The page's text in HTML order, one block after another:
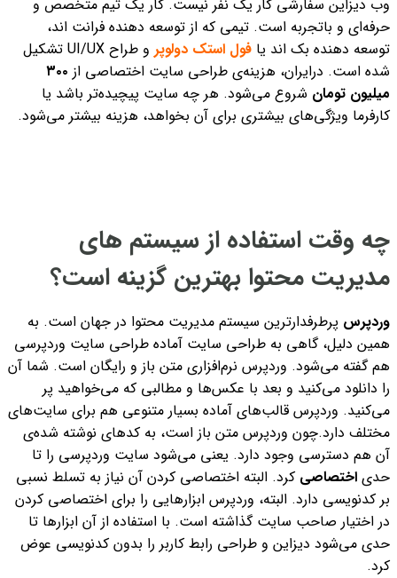
وب دیزاین سفارشی کار یک نفر نیست. کار یک تیم متخصص و
حرفه‌ای و باتجربه است. تیمی که از توسعه دهنده فرانت اند،
توسعه دهنده بک اند یا فول استک دولوپر
و طراح UI/UX تشکیل
شده است. درایران، هزینه‌ی طراحی سایت اختصاصی از ۳۰۰
میلیون تومان شروع می‌شود. هر چه سایت پیچیده‌تر باشد یا
کارفرما ویژگی‌های بیشتری برای آن بخواهد، هزینه بیشتر می‌شود.
چه وقت استفاده از سیستم های
مدیریت محتوا بهترین گزینه است؟
وردپرس پرطرفدار‌ترین سیستم مدیریت محتوا در جهان است. به
همین دلیل، گاهی به طراحی سایت آماده طراحی سایت وردپرسی
هم گفته می‌شود. وردپرس نرم‌افزاری متن باز و رایگان است. شما آن
را دانلود می‌کنید و بعد با عکس‌ها و مطالبی که می‌خواهید پر
می‌کنید. وردپرس قالب‌های آماده بسیار متنوعی هم برای سایت‌های
مختلف دارد.چون وردپرس متن باز است، به کدهای نوشته شده‌ی
آن هم دسترسی وجود دارد. یعنی می‌شود سایت وردپرسی را تا
حدی اختصاصی کرد. البته اختصاصی کردن آن نیاز به تسلط نسبی
بر کدنویسی دارد. البته، وردپرس ابزارهایی را برای اختصاصی کردن
در اختیار صاحب سایت گذاشته است. با استفاده از آن ابزارها تا
حدی می‌شود دیزاین و طراحی رابط کاربر را بدون کدنویسی عوض
کرد.